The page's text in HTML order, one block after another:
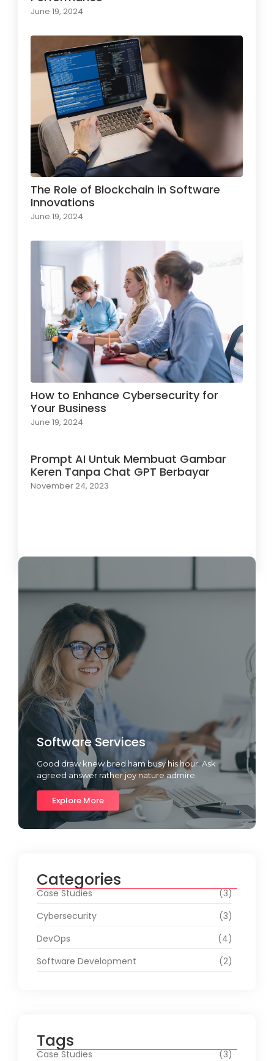
June 19, 2024
The Role of Blockchain in Software
Innovations
June 19, 2024
How to Enhance Cybersecurity for
Your Business
June 19, 2024
Prompt AI Untuk Membuat Gambar
Keren Tanpa Chat GPT Berbayar
November 24, 2023
Software Services
Good draw knew bred ham busy his hour. Ask
agreed answer rather joy nature admire.
Explore More
Categories
Case Studies
(3)
Cybersecurity
(3)
DevOps
(4)
Software Development
(2)
Tags
Case Studies
(3)